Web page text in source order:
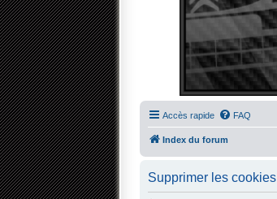
Accès rapide FAQ
Index du forum
Supprimer les cookies